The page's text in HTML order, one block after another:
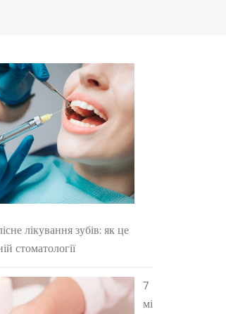
лікування зубів: як це
стоматології
7
мі